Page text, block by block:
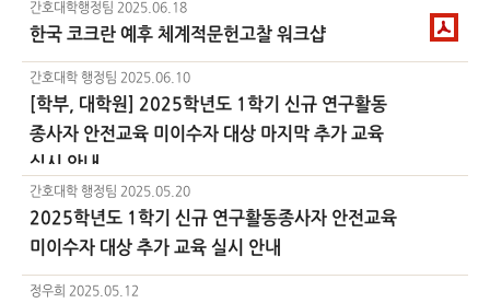
간호대학행정팀 2025.06.18
한국 코크란 예후 체계적문헌고찰 워크샵
간호대학 행정팀 2025.06.10
[학부, 대학원] 2025학년도 1학기 신규 연구활동
종사자 안전교육 미이수자 대상 마지막 추가 교육
실시 안내
간호대학 행정팀 2025.05.20
2025학년도 1학기 신규 연구활동종사자 안전교육
미이수자 대상 추가 교육 실시 안내
정우희 2025.05.12